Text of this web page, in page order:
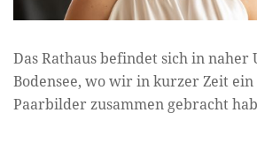
Das Rathaus befindet sich in naher
Bodensee, wo wir in kurzer Zeit ein
Paarbilder zusammen gebracht